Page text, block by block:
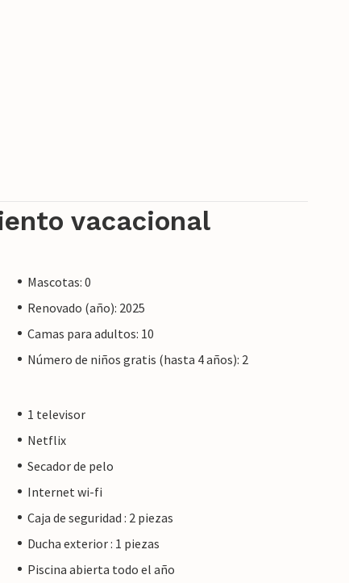
vacacional
Mascotas: 0
Renovado (año): 2025
Camas para adultos: 10
Número de niños gratis (hasta 4 años): 2
1 televisor
Netflix
Secador de pelo
Internet wi-fi
Caja de seguridad : 2 piezas
Ducha exterior : 1 piezas
Piscina abierta todo el año